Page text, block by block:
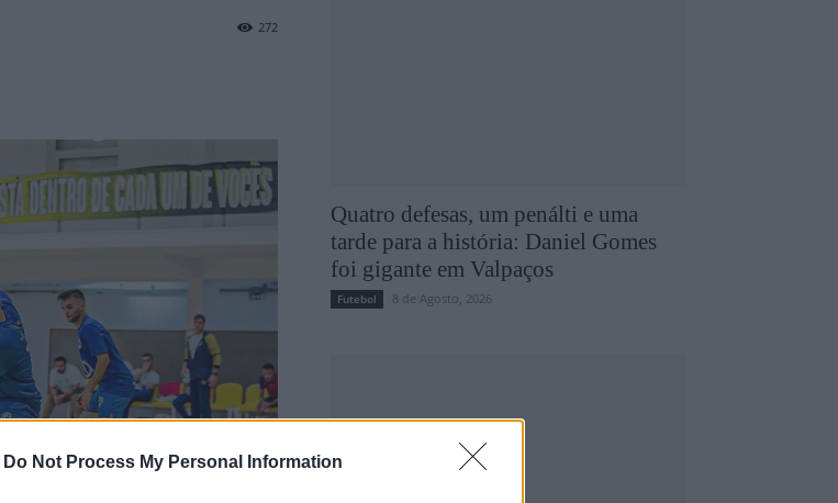
Do Not Process My Personal Information
272
Quatro defesas, um penálti e uma
tarde para a história: Daniel Gomes
foi gigante em Valpaços
Futebol 8 de Agosto, 2026